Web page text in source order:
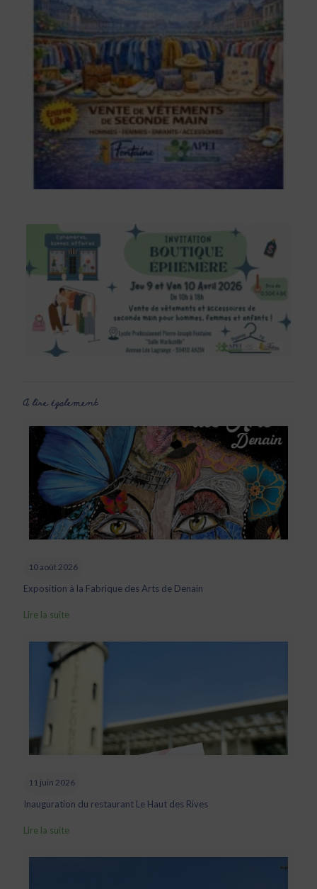
A lire également
10 août 2026
Exposition à la Fabrique des Arts de Denain
Lire la suite
11 juin 2026
Inauguration du restaurant Le Haut des Rives
Lire la suite